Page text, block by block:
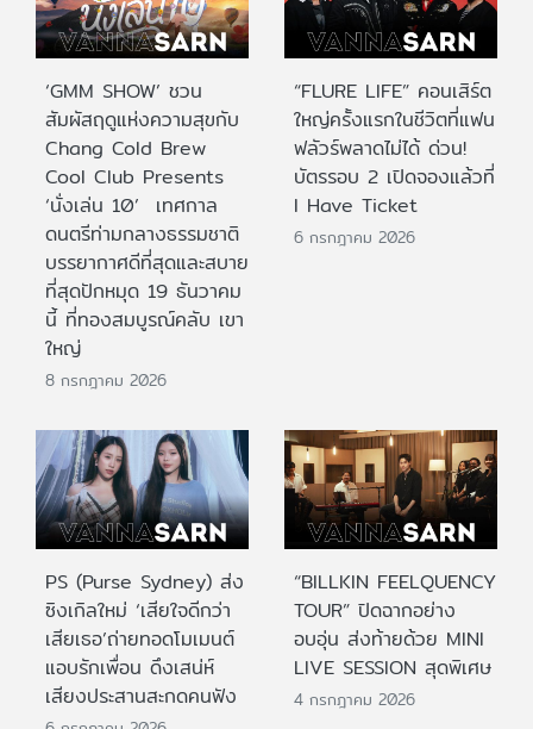
‘GMM SHOW’ ชวน
สัมผัสฤดูแห่งความสุขกับ
Chang Cold Brew
Cool Club Presents
‘นั่งเล่น 10’ เทศกาล
ดนตรีท่ามกลางธรรมชาติ
บรรยากาศดีที่สุดและสบาย
ที่สุดปักหมุด 19 ธันวาคม
นี้ ที่ทองสมบูรณ์คลับ เขา
ใหญ่
8 กรกฎาคม 2026
“FLURE LIFE” คอนเสิร์ต
ใหญ่ครั้งแรกในชีวิตที่แฟน
ฟลัวร์พลาดไม่ได้ ด่วน!
บัตรรอบ 2 เปิดจองแล้วที่
I Have Ticket
6 กรกฎาคม 2026
PS (Purse Sydney) ส่ง
ซิงเกิลใหม่ ‘เสียใจดีกว่า
เสียเธอ’ถ่ายทอดโมเมนต์
แอบรักเพื่อน ดึงเสน่ห์
เสียงประสานสะกดคนฟัง
“BILLKIN FEELQUENCY
TOUR” ปิดฉากอย่าง
อบอุ่น ส่งท้ายด้วย MINI
LIVE SESSION สุดพิเศษ
4 กรกฎาคม 2026